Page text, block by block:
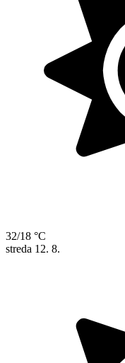
32/18 °C
streda 12. 8.